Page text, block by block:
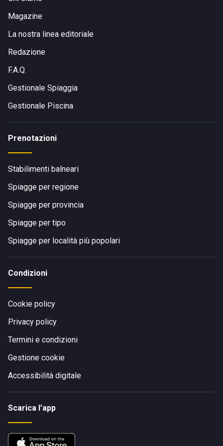
Magazine
La nostra linea editoriale
Redazione
F.A.Q.
Gestionale Spiaggia
Gestionale Piscina
Prenotazioni
Stabilimenti balneari
Spiagge per regione
Spiagge per provincia
Spiagge per tipo
Spiagge per località più popolari
Condizioni
Cookie policy
Privacy policy
Termini e condizioni
Gestione cookie
Accessibilità digitale
Scarica l'app